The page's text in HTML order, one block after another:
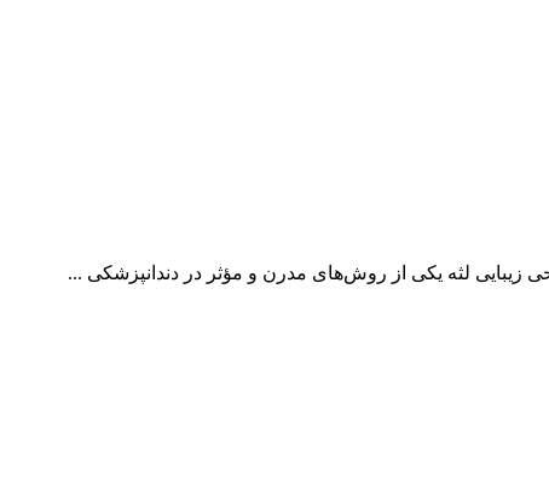
زیبایی لثه یکی از روش‌های مدرن و مؤثر در دندانپزشکی ...